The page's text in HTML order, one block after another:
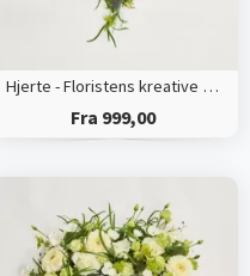
Hjerte - Floristens kreative valg
Fra 999,00